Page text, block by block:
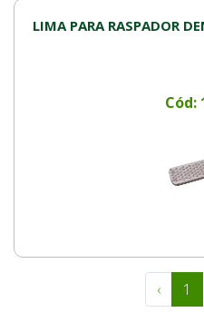
LIMA PARA RASPADOR
Cód:
‹ 1